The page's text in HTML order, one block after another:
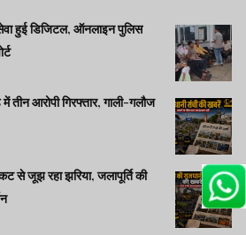
हुई डिजिटल, ऑनलाइन पुलिस
आरोपी गिरफ्तार, गाली-गलौज
जूझ रहा झरिया, जलापूर्ति की